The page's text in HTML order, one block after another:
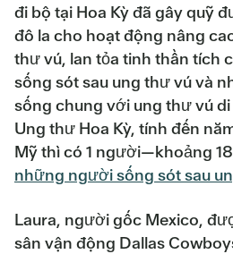
đi bộ tại Hoa Kỳ đã gây quỹ
đô la cho hoạt động nâng
thư vú, lan tỏa tinh thần tích
sống sót sau ung thư vú và
sống chung với ung thư vú
Ung thư Hoa Kỳ, tính đến
Mỹ thì có 1 người—khoảng
những người sống sót sau
Laura, người gốc Mexico,
sân vận động Dallas